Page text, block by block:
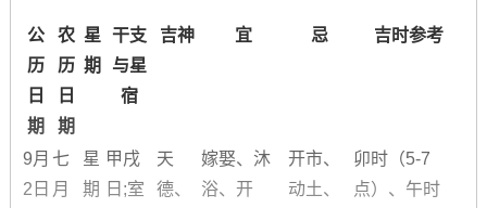
公
历
日
期
农
历
日
期
星
期
干支
与星
宿
吉神 宜 忌 吉时参考
9月
2日
七
月
星
期
甲戌
日;室
天
德、
嫁娶、沐
浴、开
开市、
动土、
卯时（5-7
点）、午时